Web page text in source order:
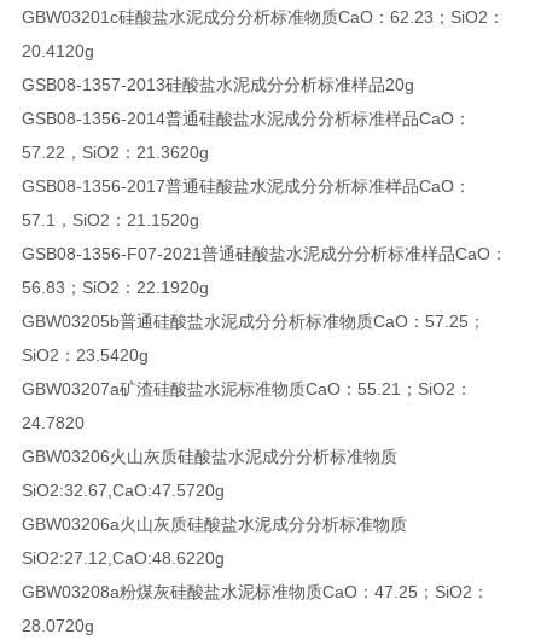
GBW03201c硅酸盐水泥成分分析标准物质CaO：62.23；SiO2：
20.41 20g
GSB08-1357-2013硅酸盐水泥成分分析标准样品20g
GSB08-1356-2014普通硅酸盐水泥成分分析标准样品CaO：
57.22，SiO2：21.3620g
GSB08-1356-2017普通硅酸盐水泥成分分析标准样品CaO：
57.1，SiO2：21.1520g
GSB08-1356-F07-2021普通硅酸盐水泥成分分析标准样品CaO：
56.83；SiO2：22.1920g
GBW03205b普通硅酸盐水泥成分分析标准物质CaO：57.25；
SiO2：23.5420g
GBW03207a矿渣硅酸盐水泥标准物质CaO：55.21；SiO2：
24.7820
GBW03206火山灰质硅酸盐水泥成分分析标准物质
SiO2:32.67,CaO:47.5720g
GBW03206a火山灰质硅酸盐水泥成分分析标准物质
SiO2:27.12,CaO:48.6220g
GBW03208a粉煤灰硅酸盐水泥标准物质CaO：47.25；SiO2：
28.0720g